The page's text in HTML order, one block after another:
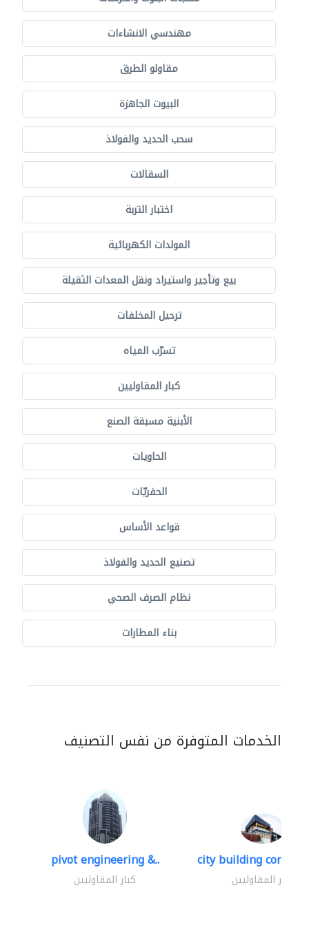
مهندسي الانشاءات
مقاولو الطرق
البيوت الجاهزة
سحب الحديد والفولاذ
السقالات
اختبار التربة
المولدات الكهربائية
بيع وتأجير واستيراد ونقل المعدات الثقيلة
ترحيل المخلفات
تسرّب المياه
كبار المقاوليين
الأبنية مسبقة الصنع
الحاويات
الحفريّات
قواعد الأساس
تصنيع الحديد والفولاذ
نظام الصرف الصحي
بناء المطارات
الخدمات المتوفرة من نفس التصنيف
pivot engineering &..
كبار المقاوليين
city building
كبار المقاوليين